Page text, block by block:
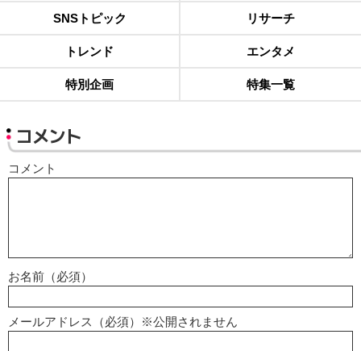
SNSトピック リサーチ
トレンド エンタメ
特別企画 特集一覧
コメント
コメント
お名前（必須）
メールアドレス（必須）※公開されません